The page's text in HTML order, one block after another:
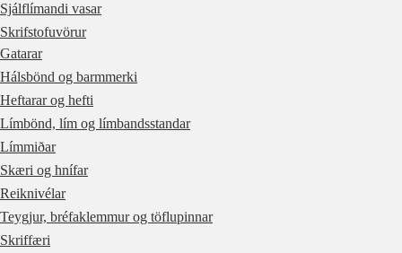
Sjálflímandi vasar
Skrifstofuvörur
Gatarar
Hálsbönd og barmmerki
Heftarar og hefti
Límbönd, lím og límbandsstandar
Límmiðar
Skæri og hnífar
Reiknivélar
Teygjur, bréfaklemmur og töflupinnar
Skriffæri